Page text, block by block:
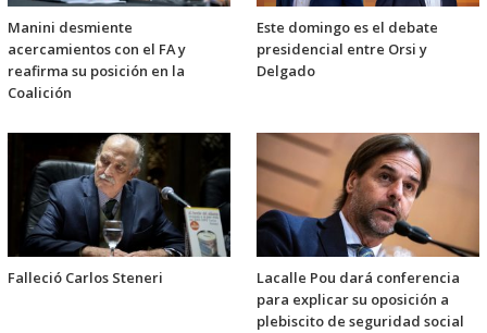
Manini desmiente
acercamientos con el FA y
reafirma su posición en la
Coalición
Este domingo es el debate
presidencial entre Orsi y
Delgado
Falleció Carlos Steneri
Lacalle Pou dará conferencia
para explicar su oposición a
plebiscito de seguridad social